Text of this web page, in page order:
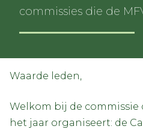
commissies die de
Waarde leden,
Welkom bij de commissie
het jaar organiseert: de